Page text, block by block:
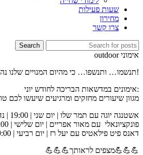
שעות פעילות
מחירון
צרו קשר
Search
אימוני outdoor
!תנשמו… ותנשפו… כי מהיום המנויים שלנו
:אימונים במדשאות הבריכה לחודש יוני
מגוון שיעורים מחזקים ומרגיעים שיעשו לכם
אשטנגה יוגה עם תמר שלו | יום שני | 19:00 | נדרש להגיע עם מזרן יוגה
פונקציונאלי עם מאור אפריים | יום שלישי | 19:00
דאנס פיט פילאטיס עם יעל רז | יום רביעי | 19:00
💪💪💪מצפים לראותך💪💪💪